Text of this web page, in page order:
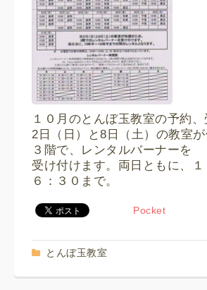
１０月のとんぼ玉教室の予約、
2日（日）と8日（土）の教室が
３階で、レンタルバーナーを
受け付けます。両日ともに、１
６：３０まで。
Pocket
とんぼ玉教室